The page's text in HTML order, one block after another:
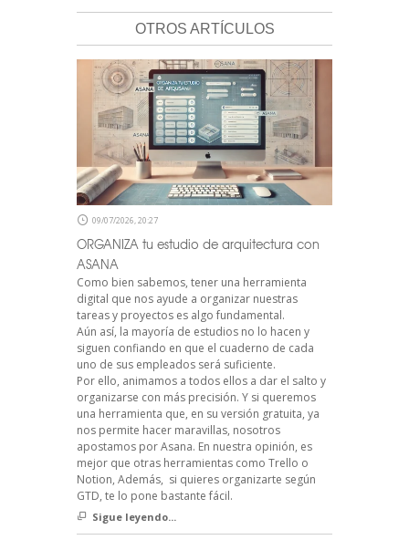
OTROS ARTÍCULOS
09/07/2026, 20:27
ORGANIZA tu estudio de arquitectura con
ASANA
Como bien sabemos, tener una herramienta
digital que nos ayude a organizar nuestras
tareas y proyectos es algo fundamental.
Aún así, la mayoría de estudios no lo hacen y
siguen confiando en que el cuaderno de cada
uno de sus empleados será suficiente.
Por ello, animamos a todos ellos a dar el salto y
organizarse con más precisión. Y si queremos
una herramienta que, en su versión gratuita, ya
nos permite hacer maravillas, nosotros
apostamos por Asana. En nuestra opinión, es
mejor que otras herramientas como Trello o
Notion, Además, si quieres organizarte según
GTD, te lo pone bastante fácil.
Sigue leyendo...